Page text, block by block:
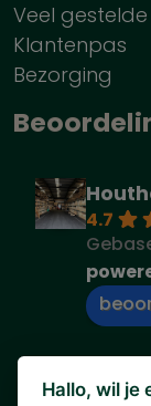
Veel
Klantenpas
Bezorging
4.7
Hallo, wil je